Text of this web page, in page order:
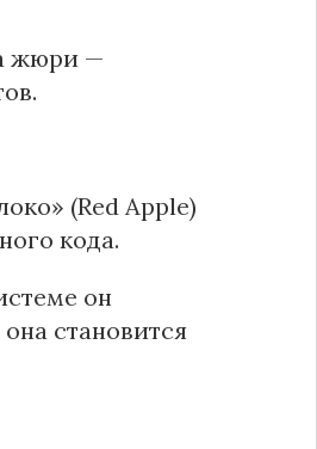
жюри —
(Red Apple)
кода.
он
становится